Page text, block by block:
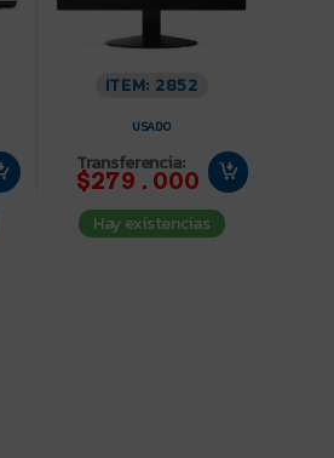
ITEM: 2852
USADO
Transferencia:
$279.000
Hay existencias